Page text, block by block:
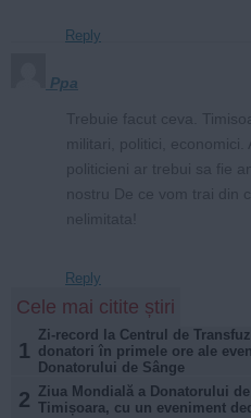
Reply
Ppa
Reply
Cele mai citite știri
1
Zi-record la Centrul de
donatori în primele ore ale
Donatorului de Sânge
2 Ziua Mondială a Donatorului
Timișoara, cu un eveniment